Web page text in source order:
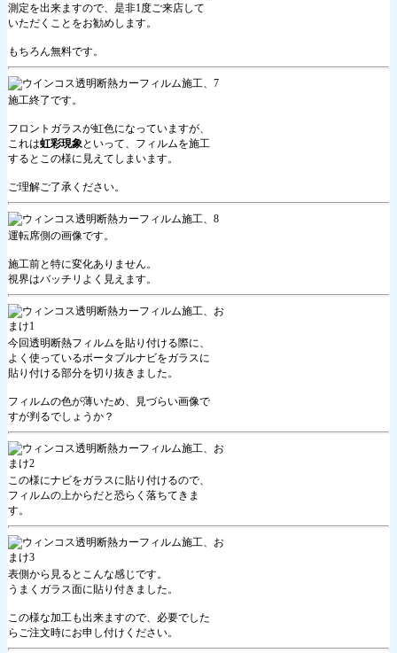
測定を出来ますので、是非1度ご来店して
いただくことをお勧めします。
もちろん無料です。
施工終了です。
フロントガラスが虹色になっていますが、
これは虹彩現象といって、フィルムを施工
するとこの様に見えてしまいます。
ご理解ご了承ください。
運転席側の画像です。
施工前と特に変化ありません。
視界はバッチリよく見えます。
今回透明断熱フィルムを貼り付ける際に、
よく使っているポータブルナビをガラスに
貼り付ける部分を切り抜きました。
フィルムの色が薄いため、見づらい画像で
すが判るでしょうか？
この様にナビをガラスに貼り付けるので、
フィルムの上からだと恐らく落ちてきま
す。
表側から見るとこんな感じです。
うまくガラス面に貼り付きました。
この様な加工も出来ますので、必要でした
らご注文時にお申し付けください。